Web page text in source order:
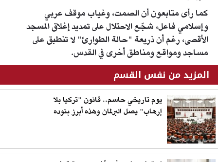
كما رأى متابعون أن الصمت، وغياب موقف عربي
وإسلامي فاعل، شجّع الاحتلال على تمديد إغلاق المسجد
الأقصى، رغم أن ذريعة "حالة الطوارئ" لا تنطبق على
مساجد ومواقع ومناطق أخرى في القدس.
المزيد من نفس القسم
يوم تاريخي حاسم.. قانون "تركيا بلا
إرهاب" يصل البرلمان وهذه أبرز بنوده